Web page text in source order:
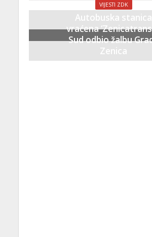
VIJESTI ZDK
Autobuska stanica
vraćena
Sud odbio žalbu
Zenica